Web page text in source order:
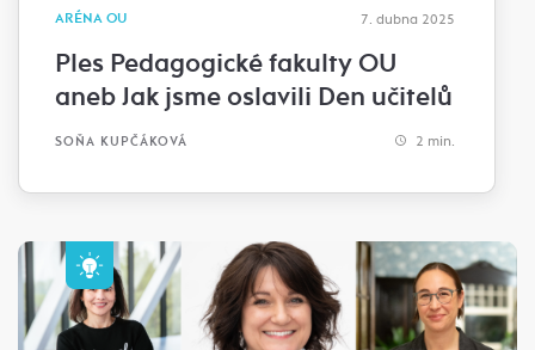
ARÉNA OU 7. dubna 2025
Ples Pedagogické fakulty OU
aneb Jak jsme oslavili Den učitelů
SOŇA KUPČÁKOVÁ 2 min.